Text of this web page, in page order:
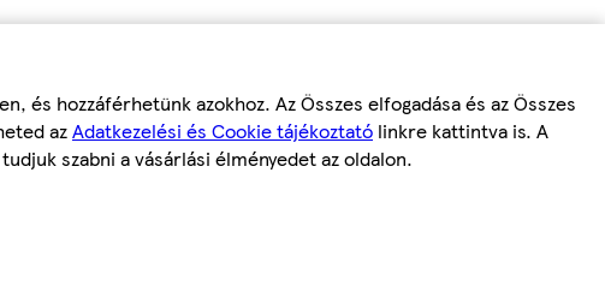
és hozzáférhetünk azokhoz. Az Összes elfogadása és az Összes
azAdatkezelési és Cookie tájékoztató linkre kattintva is. A
szabni a vásárlási élményedet az oldalon.